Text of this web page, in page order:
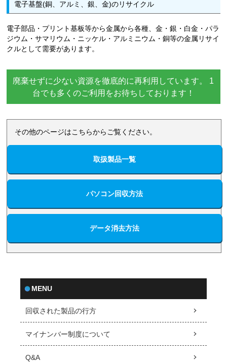
電子基盤(銅、アルミ、銀、金)のリサイクル
電子部品・プリント基板等から金属から各種、金・銀・白金・パラ
ジウム・サマリウム・ニッケル・アルミニウム・銅等の金属リサイ
クルとして需要があります。
廃棄せずに少ない資源を徹底的に再利用しています。
1
台でも多くのご利用をお待ちしております！
その他のページはこちらからご覧ください。
取扱製品一覧
パソコン回収方法
データ消去方法
MENU
回収された製品の行方
マイナンバー制度について
Q&A